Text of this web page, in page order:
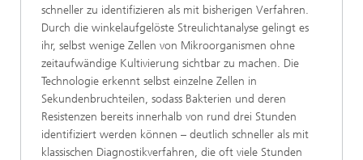
schneller zu identifizieren als mit bisherigen Verfahren.
Durch die winkelaufgelöste Streulichtanalyse gelingt es
ihr, selbst wenige Zellen von Mikroorganismen ohne
zeitaufwändige Kultivierung sichtbar zu machen. Die
Technologie erkennt selbst einzelne Zellen in
Sekundenbruchteilen, sodass Bakterien und deren
Resistenzen bereits innerhalb von rund drei Stunden
identifiziert werden können – deutlich schneller als mit
klassischen Diagnostikverfahren, die oft viele Stunden